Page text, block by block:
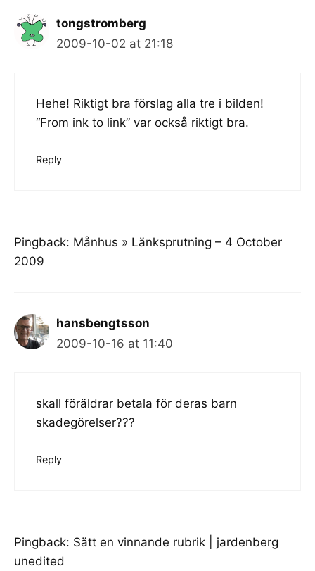
tongstromberg
2009-10-02 at 21:18
Hehe! Riktigt bra förslag alla tre i bilden!
“From ink to link” var också riktigt bra.
Reply
Pingback: Månhus » Länksprutning – 4 October
2009
hansbengtsson
2009-10-16 at 11:40
skall föräldrar betala för deras barn
skadegörelser???
Reply
Pingback: Sätt en vinnande rubrik | jardenberg
unedited